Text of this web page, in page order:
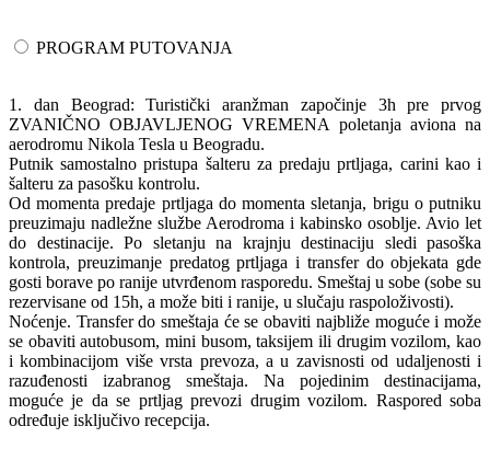
PROGRAM PUTOVANJA
1. dan Beograd: Turistički aranžman započinje 3h pre prvog
ZVANIČNO OBJAVLJENOG VREMENA poletanja aviona na
aerodromu Nikola Tesla u Beogradu.
Putnik samostalno pristupa šalteru za predaju prtljaga, carini kao i
šalteru za pasošku kontrolu.
Od momenta predaje prtljaga do momenta sletanja, brigu o putniku
preuzimaju nadležne službe Aerodroma i kabinsko osoblje. Avio let
do destinacije. Po sletanju na krajnju destinaciju sledi pasoška
kontrola, preuzimanje predatog prtljaga i transfer do objekata gde
gosti borave po ranije utvrđenom rasporedu. Smeštaj u sobe (sobe su
rezervisane od 15h, a može biti i ranije, u slučaju raspoloživosti).
Noćenje. Transfer do smeštaja će se obaviti najbliže moguće i može
se obaviti autobusom, mini busom, taksijem ili drugim vozilom, kao
i kombinacijom više vrsta prevoza, a u zavisnosti od udaljenosti i
razuđenosti izabranog smeštaja. Na pojedinim destinacijama,
moguće je da se prtljag prevozi drugim vozilom. Raspored soba
određuje isključivo recepcija.